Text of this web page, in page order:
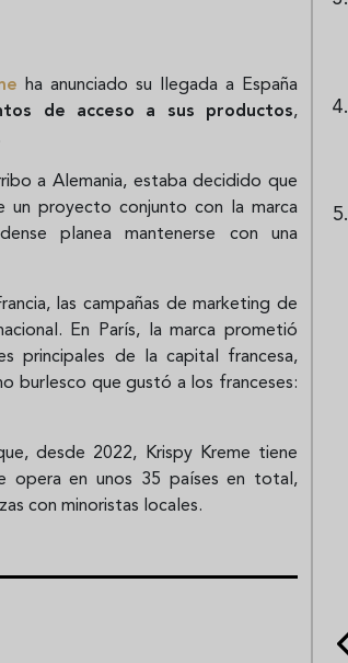
ha anunciado su llegada a España
de acceso a sus productos,
a Alemania, estaba decidido que
un proyecto conjunto con la marca
planea mantenerse con una
las campañas de marketing de
En París, la marca prometió
principales de la capital francesa,
burlesco que gustó a los franceses:
desde 2022, Krispy Kreme tiene
opera en unos 35 países en total,
con minoristas locales.